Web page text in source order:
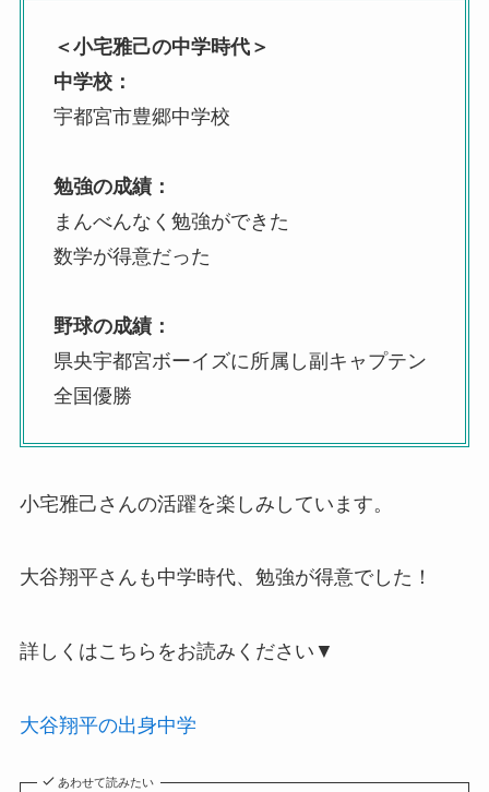
＜小宅雅己の中学時代＞
中学校：
宇都宮市豊郷中学校
勉強の成績：
まんべんなく勉強ができた
数学が得意だった
野球の成績：
県央宇都宮ボーイズに所属し副キャプテン
全国優勝
小宅雅己さんの活躍を楽しみしています。
大谷翔平さんも中学時代、勉強が得意でした！
詳しくはこちらをお読みください▼
大谷翔平の出身中学
あわせて読みたい